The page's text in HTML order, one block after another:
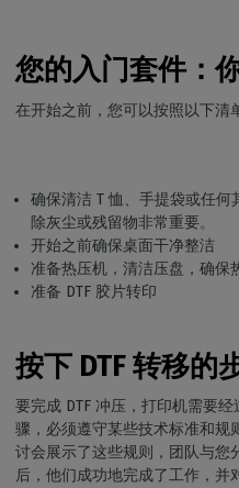
您的入门套件：
在开始之前，您可以按照以下清
确保清洁 T 恤、手提袋或任
除灰尘或残留物非常重要。
开始之前确保桌面干净整洁
准备热压机，清洁压盘，确保
准备 DTF 胶片转印
按下 DTF 转移的
要完成 DTF 冲压，打印机需要
骤，必须遵守某些技术标准和规
讨会展示了这些规则，团队与您
后，他们成功地完成了工作，并